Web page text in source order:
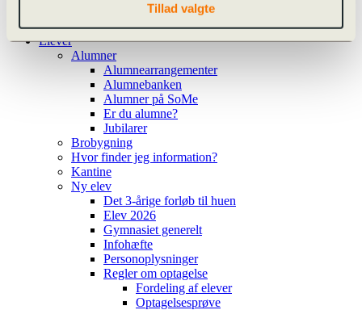
Tillad valgte
Ferieplan
Kalender
Elever
Alumner
Alumnearrangementer
Alumnebanken
Alumner på SoMe
Er du alumne?
Jubilarer
Brobygning
Hvor finder jeg information?
Kantine
Ny elev
Det 3-årige forløb til huen
Elev 2026
Gymnasiet generelt
Infohæfte
Personoplysninger
Regler om optagelse
Fordeling af elever
Optagelsesprøve